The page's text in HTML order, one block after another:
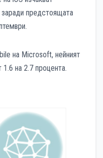
заради предстоящата
на Microsoft, нейният
на 2.7 процента.